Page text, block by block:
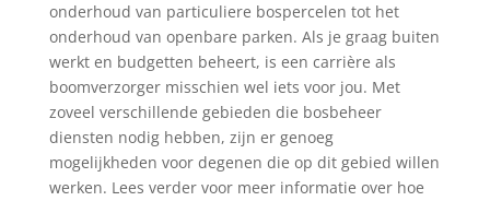
onderhoud van particuliere bospercelen tot het
onderhoud van openbare parken. Als je graag buiten
werkt en budgetten beheert, is een carrière als
boomverzorger misschien wel iets voor jou. Met
zoveel verschillende gebieden die bosbeheer
diensten nodig hebben, zijn er genoeg
mogelijkheden voor degenen die op dit gebied willen
werken. Lees verder voor meer informatie over hoe